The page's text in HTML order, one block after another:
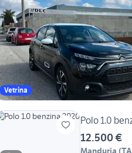
Vetrina
Polo 1.0
12.500 €
Manduria (TA